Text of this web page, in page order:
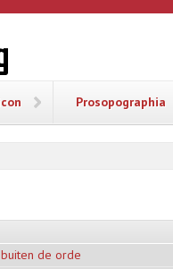
Prosopographia
de orde